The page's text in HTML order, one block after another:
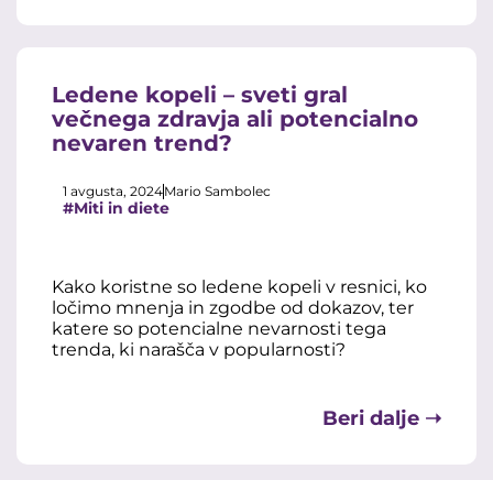
Ledene kopeli – sveti gral
večnega zdravja ali potencialno
nevaren trend?
1 avgusta, 2024Mario Sambolec
#Miti in diete
Kako koristne so ledene kopeli v resnici, ko
ločimo mnenja in zgodbe od dokazov, ter
katere so potencialne nevarnosti tega
trenda, ki narašča v popularnosti?
Beri dalje ➝